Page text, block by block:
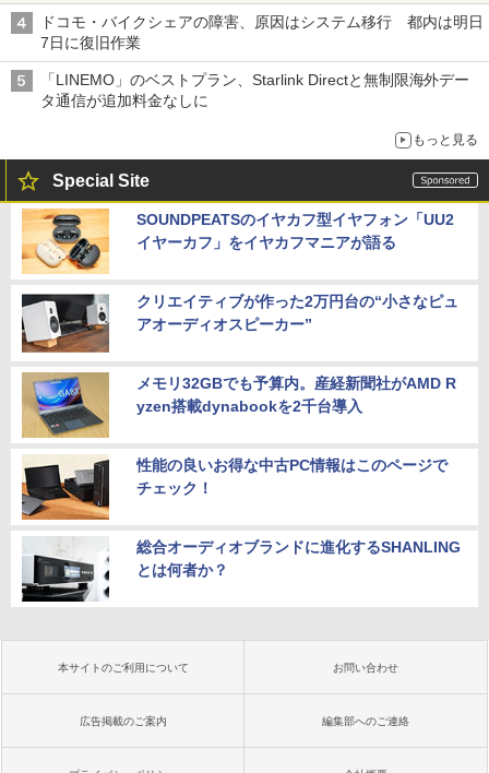
ドコモ・バイクシェアの障害、原因はシステム移行 都内は明日
7日に復旧作業
「LINEMO」のベストプラン、Starlink Directと無制限海外デー
タ通信が追加料金なしに
もっと見る
Special Site
SOUNDPEATSのイヤカフ型イヤフォン「UU2
イヤーカフ」をイヤカフマニアが語る
クリエイティブが作った2万円台の“小さなピュ
アオーディオスピーカー”
メモリ32GBでも予算内。産経新聞社がAMD R
yzen搭載dynabookを2千台導入
性能の良いお得な中古PC情報はこのページで
チェック！
総合オーディオブランドに進化するSHANLING
とは何者か？
本サイトのご利用について お問い合わせ
広告掲載のご案内 編集部へのご連絡